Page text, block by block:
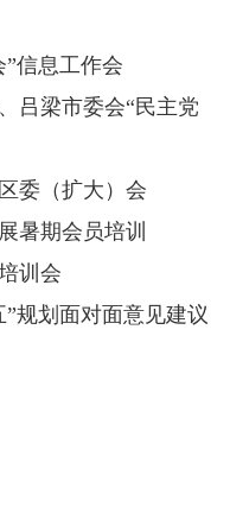
信息工作会
吕梁市委会“民主党
委（扩大）会
暑期会员培训
训会
规划面对面意见建议